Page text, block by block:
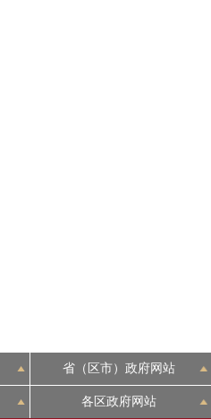
省（区市）政府网站
各区政府网站